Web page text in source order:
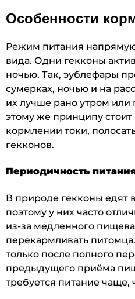
Особенности
Режим питания напрямую
вида. Одни гекконы
ночью. Так, эублефары
сумерках, ночью и на
их лучше рано утром
этому же принципу
кормлении токи,
гекконов.
Периодичность
В природе гекконы едят
поэтому у них часто
из-за медленного
перекармливать
только после полного
предыдущего приёма
требуется питание